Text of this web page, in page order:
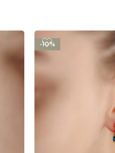
-10%